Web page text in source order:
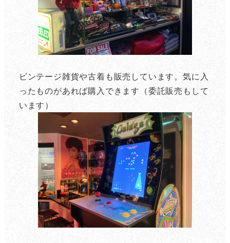
ビンテージ雑貨や古着も販売しています。気に入
ったものがあれば購入できます（委託販売もして
います）